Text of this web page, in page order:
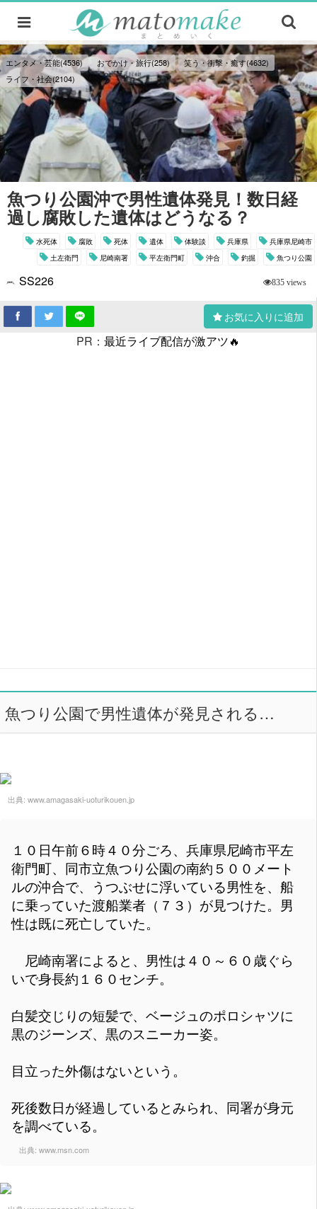
エンタメ・芸能(4536) おでかけ・旅行(258)
笑う・衝撃・癒す(4632)
ライフ・社会(2104)
魚つり公園沖で男性遺体発見！数日経
過し腐敗した遺体はどうなる？
水死体 腐敗 死体 遺体 体験談 兵庫県
兵庫県尼崎市
土左衛門
尼崎南署 平左衛門町 沖合 釣掘 魚つり公園
SS226 835 views
お気に入りに追加
PR： 最近ライブ配信が激アツ🔥
魚つり公園で男性遺体が発見される…
出典: www.amagasaki-uoturikouen.jp
１０日午前６時４０分ごろ、兵庫県尼崎市平左
衛門町、同市立魚つり公園の南約５００メート
ルの沖合で、うつぶせに浮いている男性を、船
に乗っていた渡船業者（７３）が見つけた。男
性は既に死亡していた。
尼崎南署によると、男性は４０～６０歳ぐら
いで身長約１６０センチ。
白髪交じりの短髪で、ベージュのポロシャツに
黒のジーンズ、黒のスニーカー姿。
目立った外傷はないという。
死後数日が経過しているとみられ、同署が身元
を調べている。
出典: www.msn.com